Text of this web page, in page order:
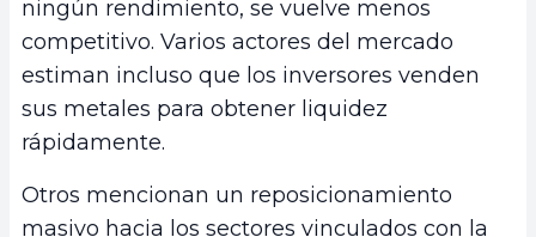
ningún rendimiento, se vuelve menos
competitivo. Varios actores del mercado
estiman incluso que los inversores venden
sus metales para obtener liquidez
rápidamente.
Otros mencionan un reposicionamiento
masivo hacia los sectores vinculados con la